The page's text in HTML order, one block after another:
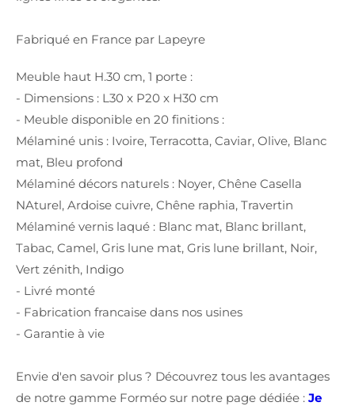
Fabriqué en France par Lapeyre
Meuble haut H.30 cm, 1 porte :
- Dimensions : L30 x P20 x H30 cm
- Meuble disponible en 20 finitions :
Mélaminé unis : Ivoire, Terracotta, Caviar, Olive, Blanc
mat, Bleu profond
Mélaminé décors naturels : Noyer, Chêne Casella
NAturel, Ardoise cuivre, Chêne raphia, Travertin
Mélaminé vernis laqué : Blanc mat, Blanc brillant,
Tabac, Camel, Gris lune mat, Gris lune brillant, Noir,
Vert zénith, Indigo
- Livré monté
- Fabrication francaise dans nos usines
- Garantie à vie
Envie d'en savoir plus ? Découvrez tous les avantages
de notre gamme Forméo sur notre page dédiée : Je